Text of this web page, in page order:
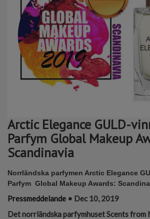
Arctic Elegance GULD-
Parfym Global Makeup
Scandinavia
Norrländska parfymen Arctic Elegance
Parfym Global Makeup Awards:
Pressmeddelande • Dec 10, 2019
Det norrländska parfymhuset Scents from